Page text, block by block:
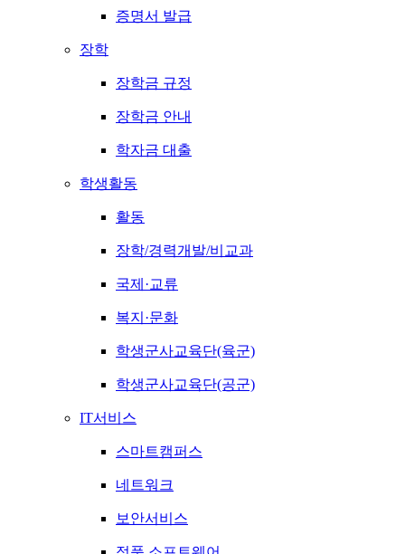
증명서 발급
장학
장학금 규정
장학금 안내
학자금 대출
학생활동
활동
장학/경력개발/비교과
국제·교류
복지·문화
학생군사교육단(육군)
학생군사교육단(공군)
IT서비스
스마트캠퍼스
네트워크
보안서비스